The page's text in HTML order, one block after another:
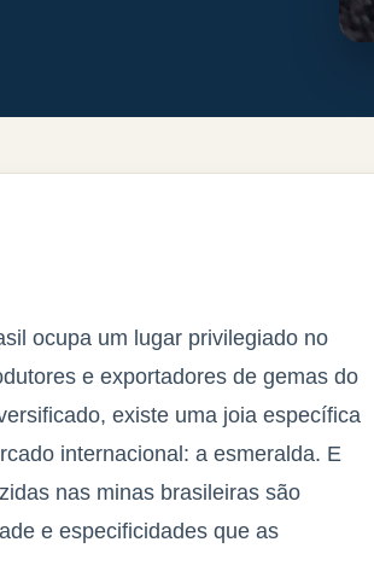
ocupa um lugar privilegiado no
e exportadores de gemas do
existe uma joia específica
internacional: a esmeralda. E
nas minas brasileiras são
e especificidades que as